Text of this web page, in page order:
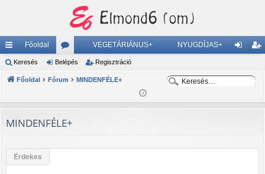
yo
rs
Főoldal
ór
u
VEGETÁRIÁNUS+ NYUGDÍJAS+
is
Keresés Belépés Regisztráció
Főoldal Fórum MINDENFÉLE+
MINDENFÉLE+
Érdekes